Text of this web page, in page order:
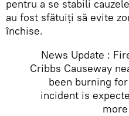
pentru a se stabili
au fost sfătuiți să evite
închise.
News Update :
Cribbs Causeway
been burning
incident is